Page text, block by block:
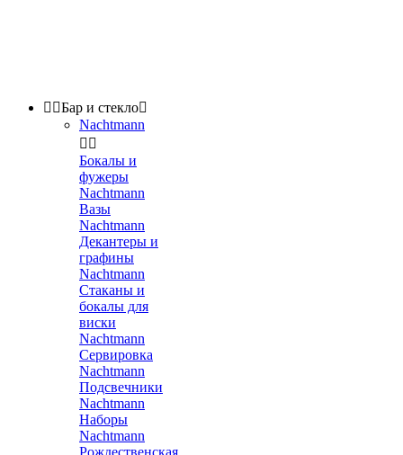
 Бар и стекло
Nachtmann
 
Бокалы и
фужеры
Nachtmann
Вазы
Nachtmann
Декантеры и
графины
Nachtmann
Стаканы и
бокалы для
виски
Nachtmann
Сервировка
Nachtmann
Подсвечники
Nachtmann
Наборы
Nachtmann
Рождественская